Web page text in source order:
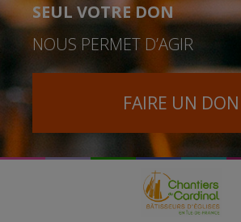
SEUL VOTRE DON
NOUS PERMET D’AGIR
FAIRE UN DON